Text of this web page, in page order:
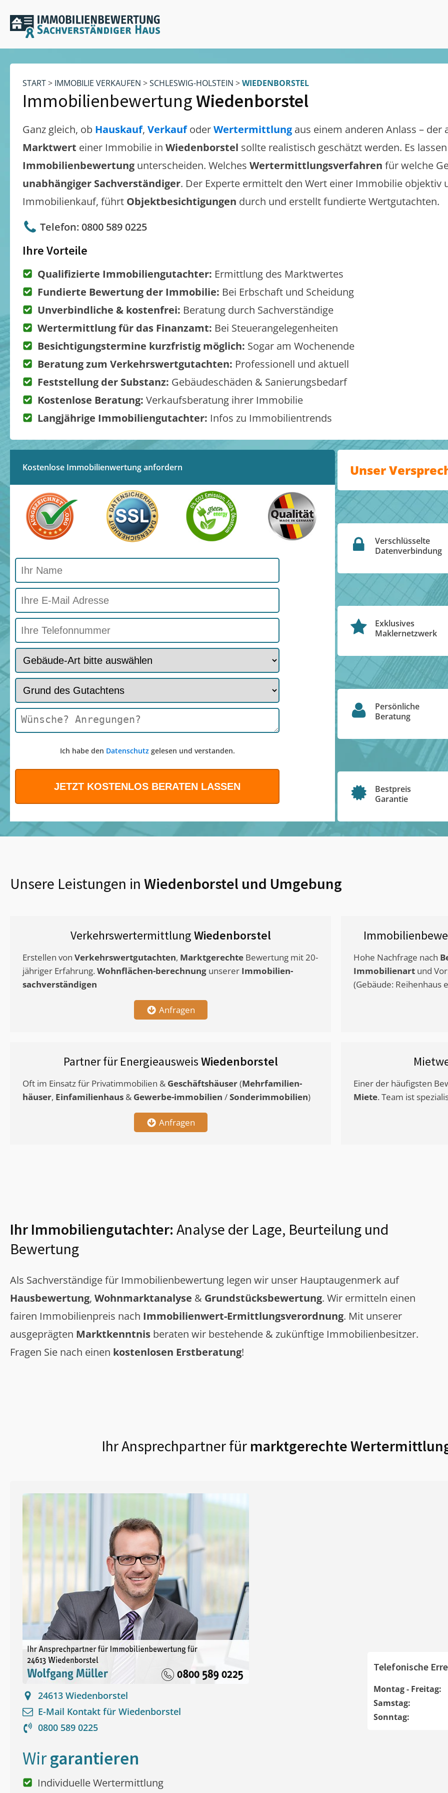
START> IMMOBILIE VERKAUFEN >SCHLESWIG-HOLSTEIN >WIEDENBORSTEL
ImmobilienbewertungWiedenborstel
Ganz gleich, ob Hauskauf, VerkaufoderWertermittlung aus einem anderen Anlass – der
Marktwert einer Immobilie in Wiedenborstel sollte realistisch geschätzt werden. Es
Immobilienbewertung unterscheiden. Welches Wertermittlungsverfahren für welche
unabhängiger Sachverständiger. Der Experte ermittelt den Wert einer Immobilie objektiv
Immobilienkauf, führt Objektbesichtigungen durch und erstellt fundierte Wertgutachten.
Telefon: 0800 589 0225
Ihre Vorteile
Qualifizierte Immobiliengutachter: Ermittlung des Marktwertes
Fundierte Bewertung der Immobilie: Bei Erbschaft und Scheidung
Unverbindliche & kostenfrei: Beratung durch Sachverständige
Wertermittlung für das Finanzamt: Bei Steuerangelegenheiten
Besichtigungstermine kurzfristig möglich: Sogar am Wochenende
Beratung zum Verkehrswertgutachten: Professionell und aktuell
Feststellung der Substanz: Gebäudeschäden & Sanierungsbedarf
Kostenlose Beratung: Verkaufsberatung ihrer Immobilie
Langjährige Immobiliengutachter: Infos zu Immobilientrends
Kostenlose Immobilienwertung anfordern
Ich habe den Datenschutzgelesen und verstanden.
Unser
Verschlüsselte
Datenverbindung
Exklusives
Maklernetzwerk
Persönliche
Beratung
Bestpreis
Garantie
Unsere Leistungen in Wiedenborstel und Umgebung
VerkehrswertermittlungWiedenborstel
Erstellen von Verkehrswertgutachten, Marktgerechte Bewertung mit 20-
jähriger Erfahrung. Wohnflächen-berechnung unserer Immobilien-
sachverständigen
Anfragen
Hohe Nachfrage nach
Immobilienart und
(Gebäude: Reihenhaus
Partner für EnergieausweisWiedenborstel
Oft im Einsatz für Privatimmobilien & Geschäftshäuser(Mehrfamilien-
häuser, Einfamilienhaus & Gewerbe-immobilien /Sonderimmobilien)
Anfragen
Einer der häufigsten
Miete. Team ist
Ihr Immobiliengutachter: Analyse der Lage, Beurteilung und
Bewertung
Als Sachverständige für Immobilienbewertung legen wir unser Hauptaugenmerk auf
Hausbewertung, Wohnmarktanalyse & Grundstücksbewertung. Wir ermitteln einen
fairen Immobilienpreis nach Immobilienwert-Ermittlungsverordnung. Mit unserer
ausgeprägten Marktkenntnis beraten wir bestehende & zukünftige Immobilienbesitzer.
Fragen Sie nach einen kostenlosen Erstberatung!
Ihr Ansprechpartner fürmarktgerechte
24613 Wiedenborstel
E-Mail Kontakt für Wiedenborstel
0800 589 0225
Telefonische
Montag - Freitag:
Samstag:
Sonntag:
Wirgarantieren
Individuelle Wertermittlung